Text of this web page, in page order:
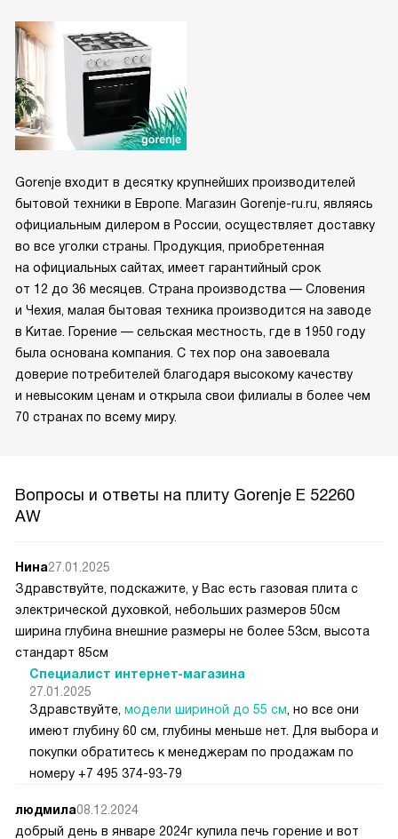
Gorenje входит в десятку крупнейших производителей
бытовой техники в Европе. Магазин Gorenje-ru.ru, являясь
официальным дилером в России, осуществляет доставку
во все уголки страны. Продукция, приобретенная
на официальных сайтах, имеет гарантийный срок
от 12 до 36 месяцев. Страна производства — Словения
и Чехия, малая бытовая техника производится на заводе
в Китае. Горение — сельская местность, где в 1950 году
была основана компания. С тех пор она завоевала
доверие потребителей благодаря высокому качеству
и невысоким ценам и открыла свои филиалы в более чем
70 странах по всему миру.
Вопросы и ответы на плиту Gorenje E 52260
AW
Нина27.01.2025
Здравствуйте, подскажите, у Вас есть газовая плита с
электрической духовкой, небольших размеров 50см
ширина глубина внешние размеры не более 53см, высота
стандарт 85см
Специалист интернет-магазина
27.01.2025
Здравствуйте, модели шириной до 55 см , но все они
имеют глубину 60 см, глубины меньше нет. Для выбора и
покупки обратитесь к менеджерам по продажам по
номеру +7 495 374-93-79
людмила08.12.2024
добрый день в январе 2024г купила печь горение и вот